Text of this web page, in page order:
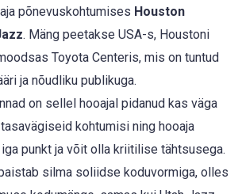
põnevuskohtumises Houston
. Mäng peetakse USA-s, Houstoni
Toyota Centeris, mis on tuntud
ja nõudliku publikuga.
on sellel hooajal pidanud kas väga
kohtumisi ning hooaja
punkt ja võit olla kriitilise tähtsusega.
silma soliidse koduvormiga, olles